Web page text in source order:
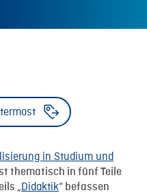
in Studium und
thematisch in fünf Teile
„Didaktik“ befassen